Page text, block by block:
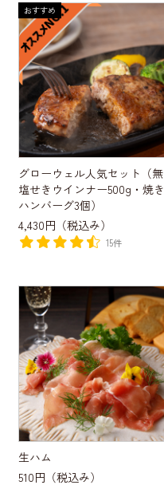
グローウェル人気セット（無
塩せきウインナー500g・焼き
ハンバーグ3個）
4,430円 （税込み）
15件
生ハム
510円 （税込み）